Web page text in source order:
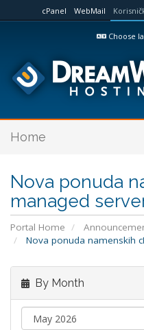
cPanel WebMail
Choose
Home
Nova ponuda
managed
Portal Home
Nova ponuda namenskih
By Month